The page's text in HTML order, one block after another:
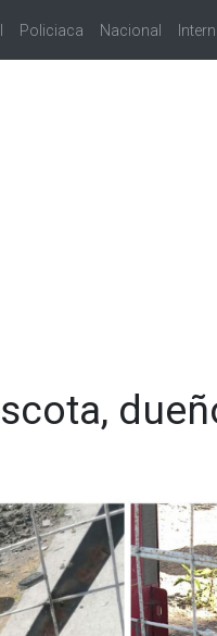
Policiaca Nacional